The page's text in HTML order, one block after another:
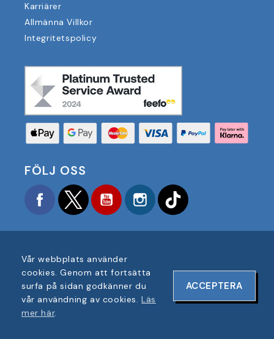
Karriärer
Allmänna Villkor
Integritetspolicy
FÖLJ OSS
FacebookTwitter YouTubeInstagram
COPYRIGHT © 2025 FOOTBALL AMERICA UK ALLA
RÄTTIGHETER FÖRBEHÅLLNA
FÖRETAGSREGISTRERINGSNUMMER: 06354287
WEBBPLATSDESIGN AV
Vår webbplats använder
cookies. Genom att fortsätta
surfa på sidan godkänner du
vår användning av cookies.Läs
mer här.
ACCEPTERA